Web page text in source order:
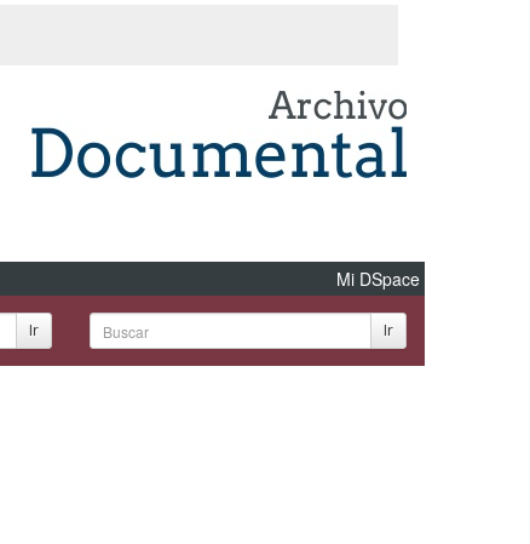
Mi DSpace
Ir Ir